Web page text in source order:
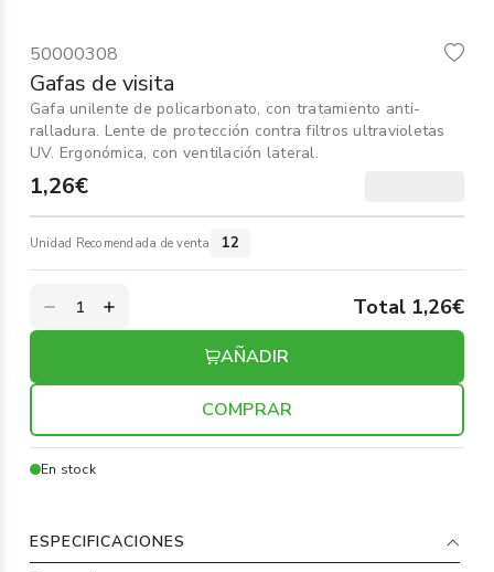
Servicios generales
Seguridad
Material Escolar
50000308
Gafas de visita
Gafa unilente de policarbonato, con tratamiento anti-
ralladura. Lente de protección contra filtros ultravioletas
UV. Ergonómica, con ventilación lateral.
1,26€
Unidad Recomendada de venta 12
Total 1,26€
AÑADIR
COMPRAR
En stock
ESPECIFICACIONES